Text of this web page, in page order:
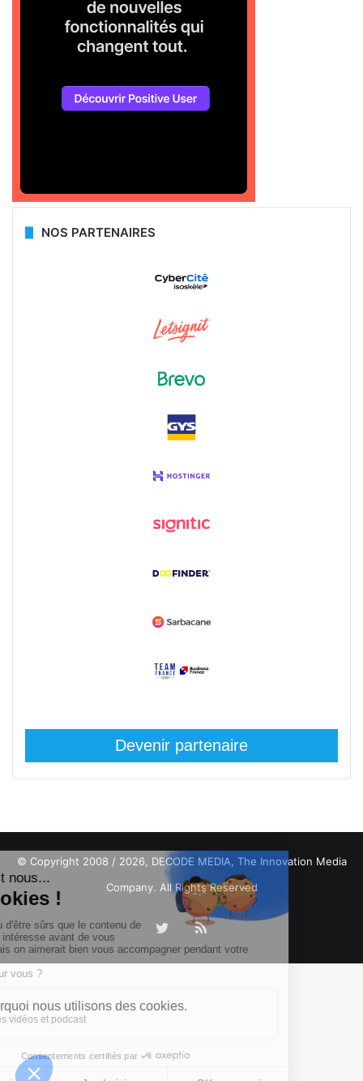
NOS PARTENAIRES
Devenir partenaire
© Copyright 2008 / 2026, DECODE MEDIA, The Innovation Media
Company. All Rights Reserved
TwitterRSS